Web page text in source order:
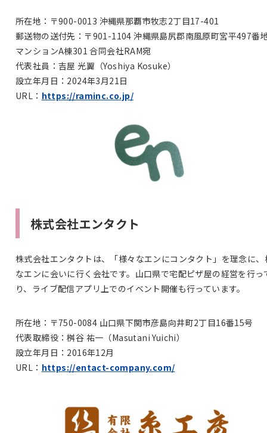
所在地：〒900-0013 沖縄県那覇市牧志2丁目17-401
郵送物の送付先：〒901-1104 沖縄県島尻郡南風原町宮平497番
マンションA棟301 合同会社RAM宛
代表社員：吉屋 光翼（Yoshiya Kosuke）
設立年月日：2024年3月21日
URL： https://raminc.co.jp/
株式会社エンタクト
株式会社エンタクトは、「様々なエンにコンタクト」を理念に、
なエンに会いに行く会社です。山口県で宅配ピザ屋の経営を行っ
り、ライブ配信アプリ上でのイベント開催も行っています。
所在地：〒750-0084 山口県下関市彦島向井町2丁目16番15号
代表取締役：桝谷 祐一（Masutani Yuichi）
設立年月日：2016年12月
URL： https://entact-company.com/